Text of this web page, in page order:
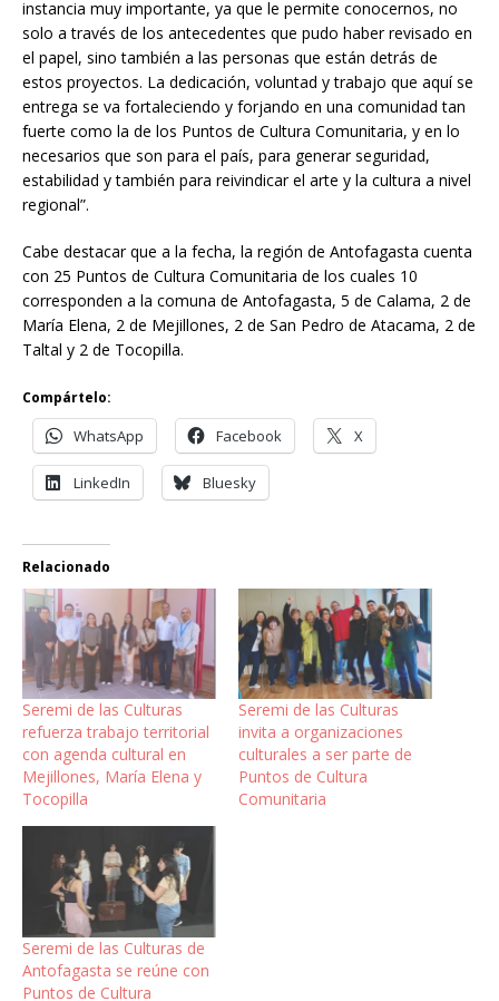
instancia muy importante, ya que le permite conocernos, no
solo a través de los antecedentes que pudo haber revisado en
el papel, sino también a las personas que están detrás de
estos proyectos. La dedicación, voluntad y trabajo que aquí se
entrega se va fortaleciendo y forjando en una comunidad tan
fuerte como la de los Puntos de Cultura Comunitaria, y en lo
necesarios que son para el país, para generar seguridad,
estabilidad y también para reivindicar el arte y la cultura a nivel
regional”.
Cabe destacar que a la fecha, la región de Antofagasta cuenta
con 25 Puntos de Cultura Comunitaria de los cuales 10
corresponden a la comuna de Antofagasta, 5 de Calama, 2 de
María Elena, 2 de Mejillones, 2 de San Pedro de Atacama, 2 de
Taltal y 2 de Tocopilla.
Compártelo:
WhatsApp Facebook X
LinkedIn Bluesky
Relacionado
Seremi de las Culturas
refuerza trabajo territorial
con agenda cultural en
Mejillones, María Elena y
Tocopilla
Seremi de las Culturas
invita a organizaciones
culturales a ser parte de
Puntos de Cultura
Comunitaria
Seremi de las Culturas de
Antofagasta se reúne con
Puntos de Cultura